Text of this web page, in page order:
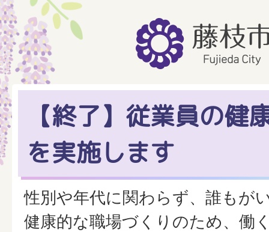
【終了】従業員の健
を実施します
性別や年代に関わらず、誰もが
健康的な職場づくりのため、働